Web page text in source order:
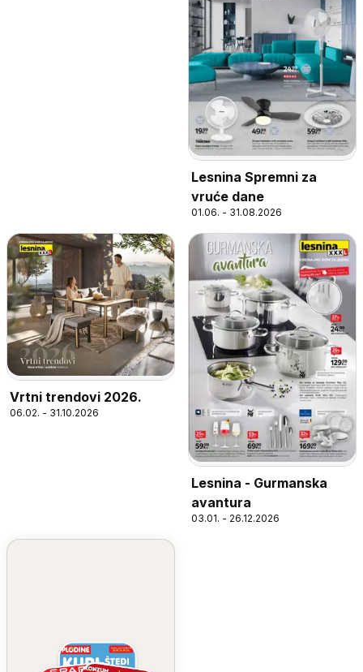
Lesnina Spremni za
vruće dane
01.06. - 31.08.2026
Vrtni trendovi 2026.
06.02. - 31.10.2026
Lesnina - Gurmanska
avantura
03.01. - 26.12.2026